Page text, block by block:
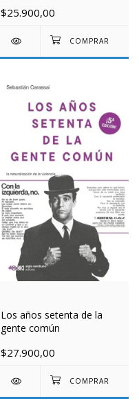
$25.900,00
Los años setenta de la
gente común
$27.900,00